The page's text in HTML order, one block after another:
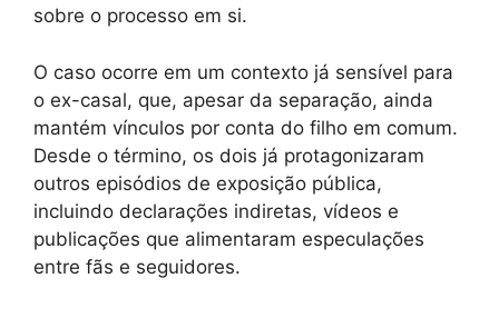
sobre o processo em si.
O caso ocorre em um contexto já sensível para
o ex-casal, que, apesar da separação, ainda
mantém vínculos por conta do filho em comum.
Desde o término, os dois já protagonizaram
outros episódios de exposição pública,
incluindo declarações indiretas, vídeos e
publicações que alimentaram especulações
entre fãs e seguidores.